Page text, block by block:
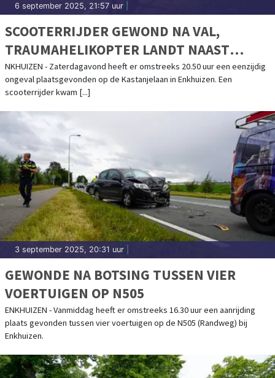
6 september 2025, 21:57 uur
SCOOTERRIJDER GEWOND NA VAL,
TRAUMAHELIKOPTER LANDT NAAST
ROTONDE
NKHUIZEN - Zaterdagavond heeft er omstreeks 20.50 uur een eenzijdig
ongeval plaatsgevonden op de Kastanjelaan in Enkhuizen. Een
scooterrijder kwam [...]
3 september 2025, 20:31 uur
GEWONDE NA BOTSING TUSSEN VIER
VOERTUIGEN OP N505
ENKHUIZEN - Vanmiddag heeft er omstreeks 16.30 uur een aanrijding
plaats gevonden tussen vier voertuigen op de N505 (Randweg) bij
Enkhuizen.